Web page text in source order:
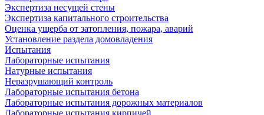
Экспертиза несущей стены
Экспертиза капитального строительства
Оценка ущерба от затопления, пожара, аварий
Установление раздела домовладения
Испытания
Лабораторные испытания
Натурные испытания
Неразрушающий контроль
Лабораторные испытания бетона
Лабораторные испытания дорожных материалов